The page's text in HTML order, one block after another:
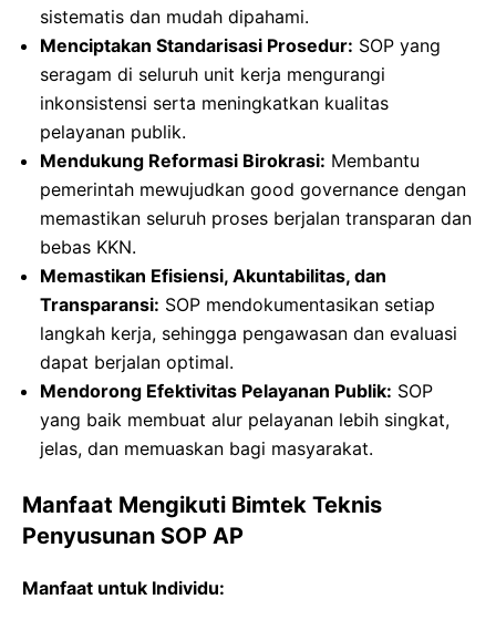
sistematis dan mudah dipahami.
Menciptakan Standarisasi Prosedur: SOP yang
seragam di seluruh unit kerja mengurangi
inkonsistensi serta meningkatkan kualitas
pelayanan publik.
Mendukung Reformasi Birokrasi: Membantu
pemerintah mewujudkan good governance dengan
memastikan seluruh proses berjalan transparan dan
bebas KKN.
Memastikan Efisiensi, Akuntabilitas, dan
Transparansi: SOP mendokumentasikan setiap
langkah kerja, sehingga pengawasan dan evaluasi
dapat berjalan optimal.
Mendorong Efektivitas Pelayanan Publik: SOP
yang baik membuat alur pelayanan lebih singkat,
jelas, dan memuaskan bagi masyarakat.
Manfaat Mengikuti Bimtek Teknis
Penyusunan SOP AP
Manfaat untuk Individu: